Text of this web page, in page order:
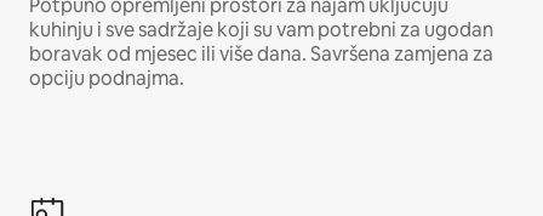
Potpuno opremljeni prostori za najam uključuju
kuhinju i sve sadržaje koji su vam potrebni za ugodan
boravak od mjesec ili više dana. Savršena zamjena za
opciju podnajma.